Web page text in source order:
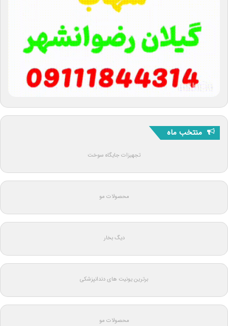
منتخب ماه
تجهیزات جایگاه سوخت
محصولات مو
دیگ بخار
برترین یونیت های دندانپزشکی
محصولات مو